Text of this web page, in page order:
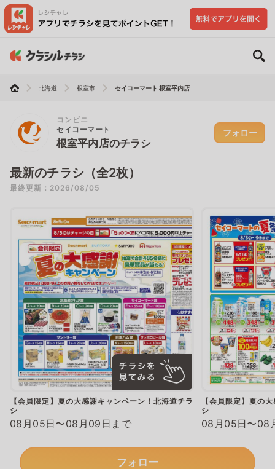
北海道 根室市 セイコーマート 根室平内店
コンビニ
セイコーマート
根室平内店のチラシ
フォロー
最新のチラシ（全2枚）
最終更新：2026/08/05
【会員限定】夏の大感謝キャンペーン！北海道チラ
シ
08月05日〜08月09日まで
【会員限定】夏の
シ
08月05日〜08
フォロー